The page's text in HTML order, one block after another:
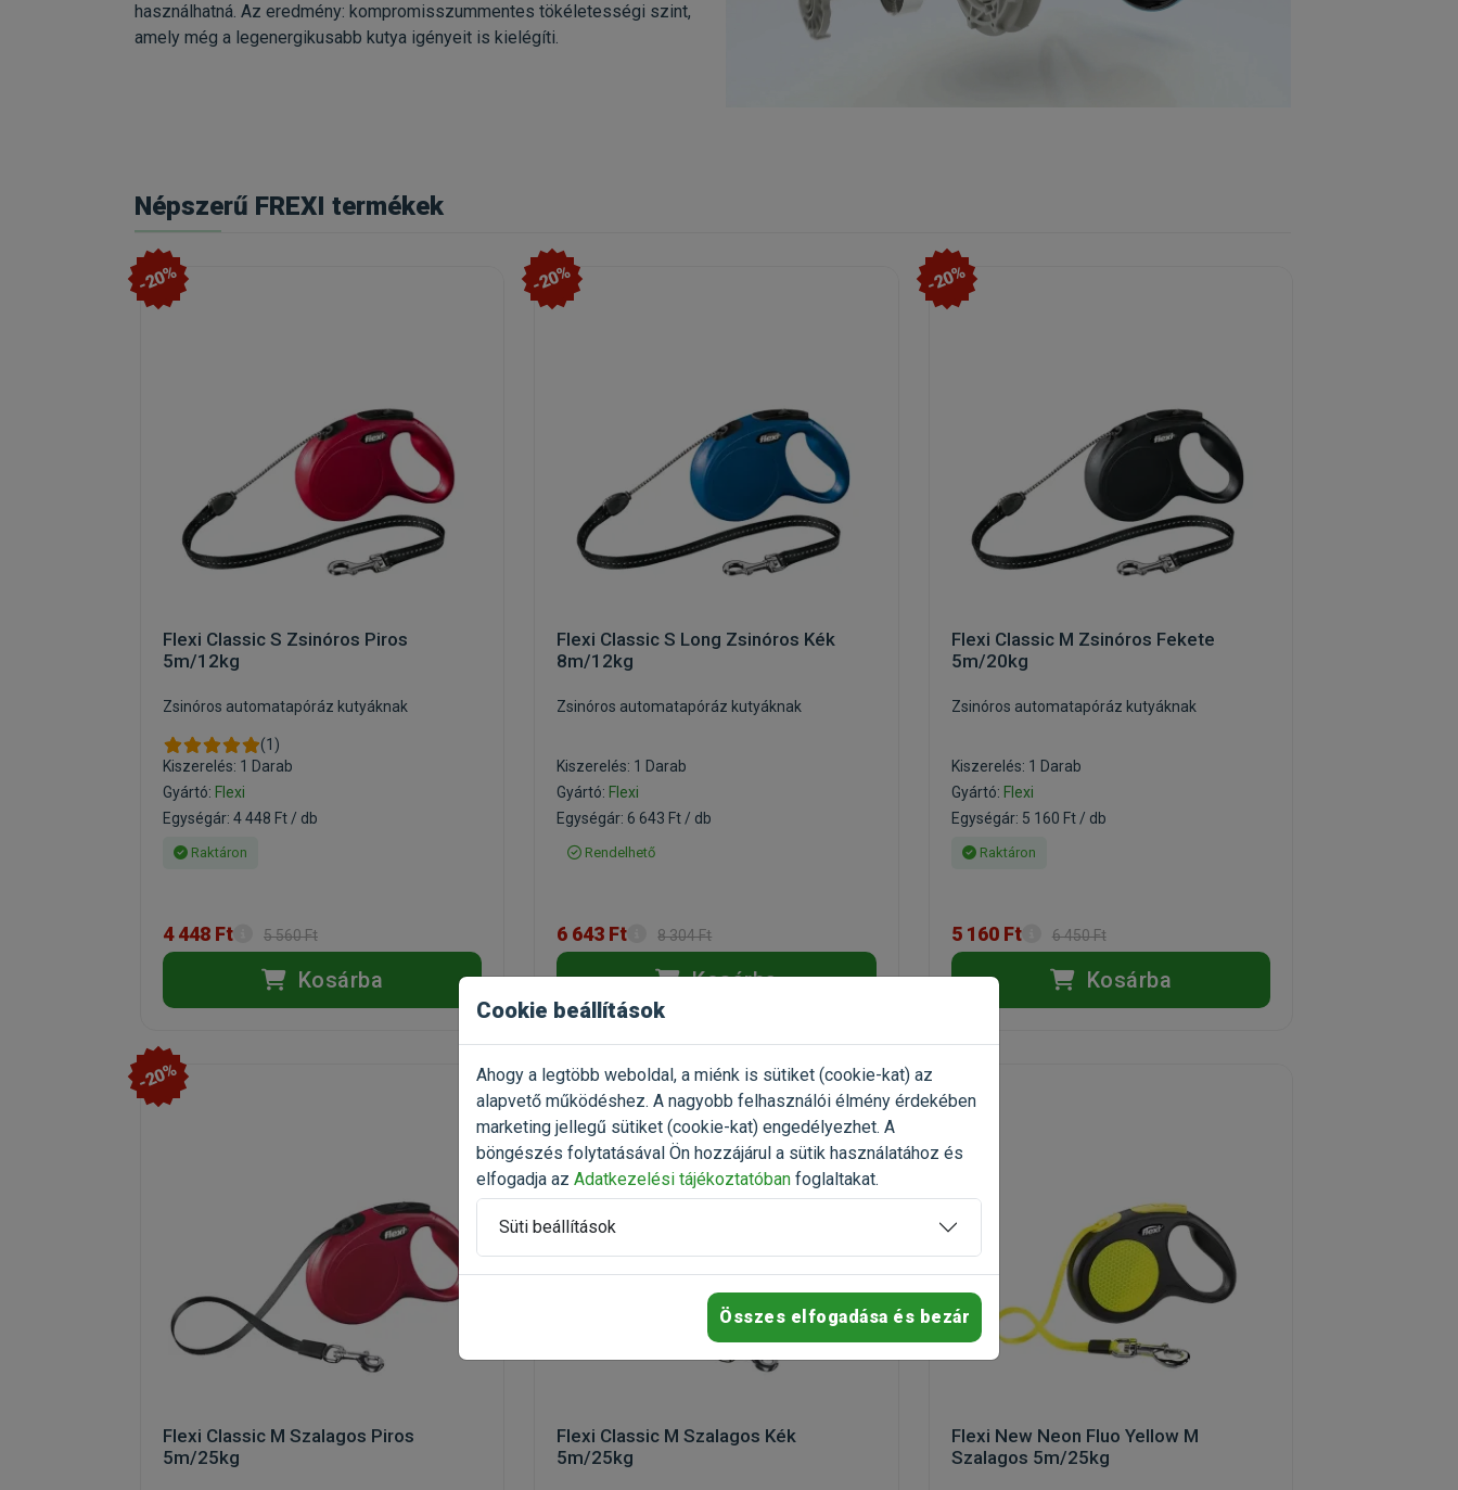
használhatná. Az eredmény: kompromisszummentes tökéletességi szint,
amely még a legenergikusabb kutya igényeit is kielégíti.
Népszerű FREXI termékek
-20%
Flexi Classic S Zsinóros Piros
5m/12kg
Zsinóros automatapóráz kutyáknak
(1)
Kiszerelés: 1 Darab
Gyártó: Flexi
Egységár: 4 448 Ft / db
Raktáron
4 448 Ft 5 560 Ft
Kosárba
-20%
Flexi Classic S Long Zsinóros Kék
8m/12kg
Zsinóros automatapóráz kutyáknak
Kiszerelés: 1 Darab
Gyártó: Flexi
Egységár: 6 643 Ft / db
Rendelhető
6 643 Ft 8 304 Ft
Kosárba
-20%
Flexi Classic M Zsinóros Fekete
5m/20kg
Zsinóros automatapóráz kutyáknak
Kiszerelés: 1 Darab
Gyártó: Flexi
Egységár: 5 160 Ft / db
Raktáron
5 160 Ft 6 450 Ft
Kosárba
-20%
Flexi Classic M Szalagos Piros
5m/25kg
-20%
Flexi Classic M Szalagos Kék
5m/25kg
-20%
Flexi New Neon Fluo Yellow M
Szalagos 5m/25kg
Cookie beállítások
Ahogy a legtöbb weboldal, a miénk is sütiket (cookie-kat) az
alapvető működéshez. A nagyobb felhasználói élmény érdekében
marketing jellegű sütiket (cookie-kat) engedélyezhet. A
böngészés folytatásával Ön hozzájárul a sütik használatához és
elfogadja az Adatkezelési tájékoztatóban foglaltakat.
Süti beállítások
Összes elfogadása és bezár